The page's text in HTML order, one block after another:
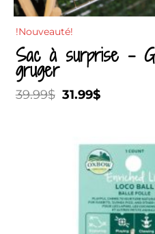
!Nouveauté!
Sac à surprise –
gruger
39.99$ 31.99$